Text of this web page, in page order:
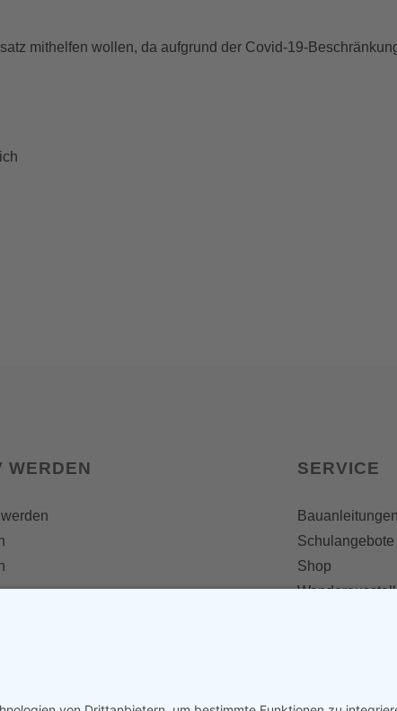
mithelfen wollen, da aufgrund der Covid-19-
WERDEN SERVICE
Bauanleitungen
Schulangebote
Shop